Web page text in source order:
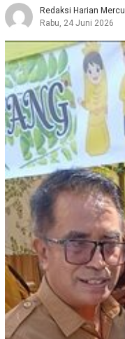
Redaksi Harian
Rabu, 24 Juni 2026